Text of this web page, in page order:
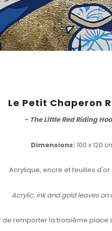
Le Petit Chaperon
- The Little Red Riding
Dimensions: 100 x 120
Acrylique, encre et feuilles d'or
Acrylic, ink and gold leaves on
remporter la troisième